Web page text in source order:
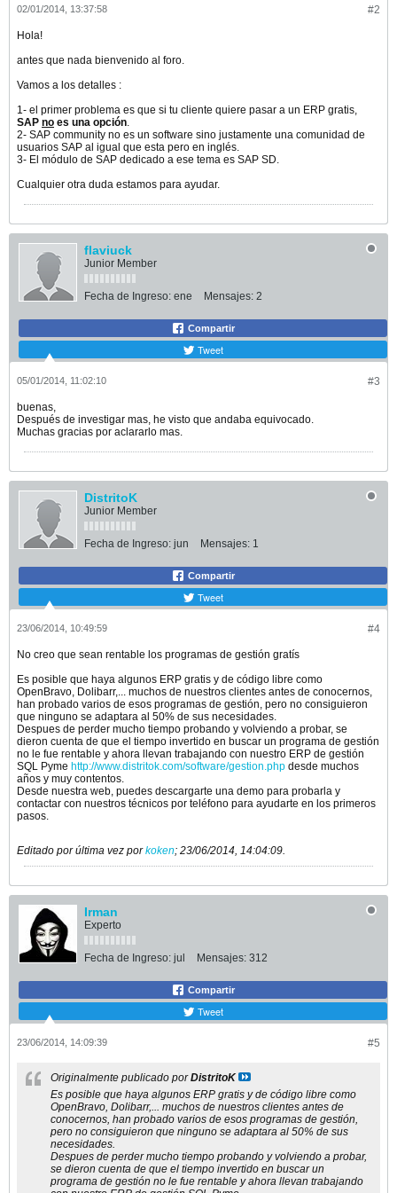
#2
02/01/2014, 13:37:58
Hola!
antes que nada bienvenido al foro.
Vamos a los detalles :
1- el primer problema es que si tu cliente quiere pasar a un ERP gratis,
SAP no es una opción.
2- SAP community no es un software sino justamente una comunidad de
usuarios SAP al igual que esta pero en inglés.
3- El módulo de SAP dedicado a ese tema es SAP SD.
Cualquier otra duda estamos para ayudar.
flaviuck
Junior Member
Fecha de Ingreso: ene Mensajes: 2
Compartir
Tweet
#3
05/01/2014, 11:02:10
buenas,
Después de investigar mas, he visto que andaba equivocado.
Muchas gracias por aclararlo mas.
DistritoK
Junior Member
Fecha de Ingreso: jun Mensajes: 1
Compartir
Tweet
#4
23/06/2014, 10:49:59
No creo que sean rentable los programas de gestión gratís
Es posible que haya algunos ERP gratis y de código libre como
OpenBravo, Dolibarr,... muchos de nuestros clientes antes de conocernos,
han probado varios de esos programas de gestión, pero no consiguieron
que ninguno se adaptara al 50% de sus necesidades.
Despues de perder mucho tiempo probando y volviendo a probar, se
dieron cuenta de que el tiempo invertido en buscar un programa de gestión
no le fue rentable y ahora llevan trabajando con nuestro ERP de gestión
SQL Pyme http://www.distritok.com/software/gestion.php desde muchos
años y muy contentos.
Desde nuestra web, puedes descargarte una demo para probarla y
contactar con nuestros técnicos por teléfono para ayudarte en los primeros
pasos.
Editado por última vez porkoken; 23/06/2014, 14:04:09.
Irman
Experto
Fecha de Ingreso: jul Mensajes: 312
Compartir
Tweet
#5
23/06/2014, 14:09:39
Originalmente publicado porDistritoK
Es posible que haya algunos ERP gratis y de código libre como
OpenBravo, Dolibarr,... muchos de nuestros clientes antes de
conocernos, han probado varios de esos programas de gestión,
pero no consiguieron que ninguno se adaptara al 50% de sus
necesidades.
Despues de perder mucho tiempo probando y volviendo a probar,
se dieron cuenta de que el tiempo invertido en buscar un
programa de gestión no le fue rentable y ahora llevan trabajando